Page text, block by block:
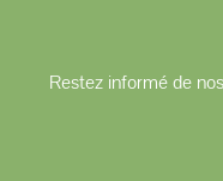
Restez informé de